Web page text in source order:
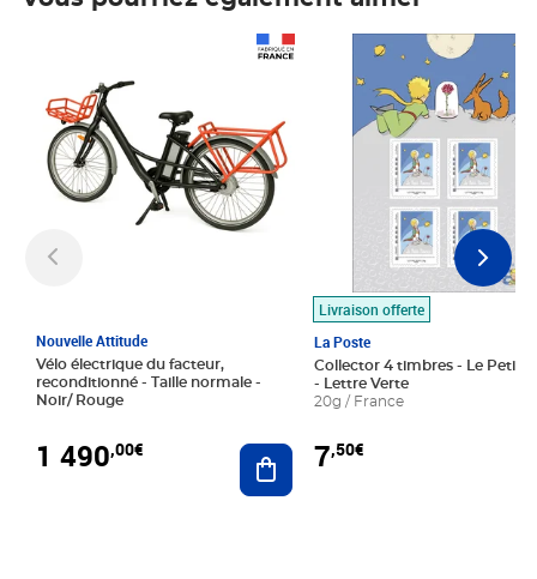
Nouvelle Attitude
Vélo électrique du facteur,
reconditionné - Taille normale -
Noir/ Rouge
1 490,00€ Ajouter au panier
Livraison offerte
La Poste
Collector 4 timbres - Le Petit
- Lettre Verte
20g / France
7,50€
Prix 7,50€